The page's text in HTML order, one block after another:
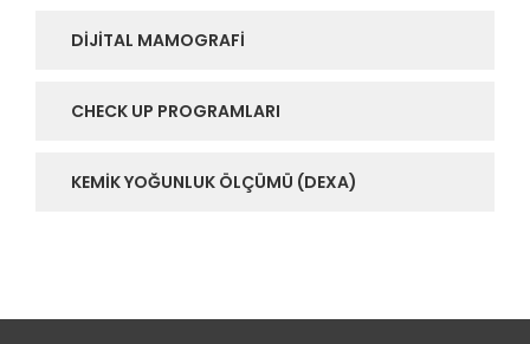
DIJITAL MAMOGRAFI
CHECK UP PROGRAMLARI
KEMIK YOĞUNLUK ÖLÇÜMÜ (DEXA)